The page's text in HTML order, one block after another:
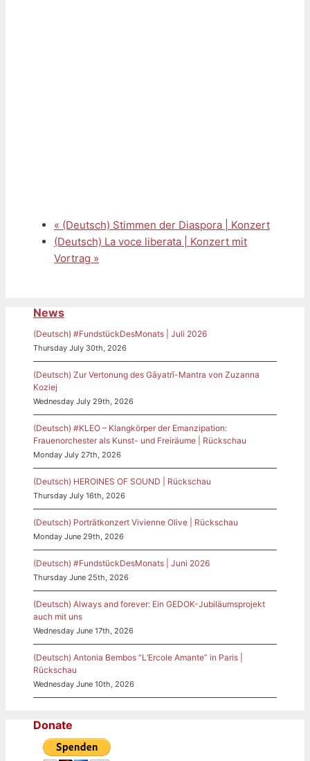
« (Deutsch) Stimmen der Diaspora | Konzert
(Deutsch) La voce liberata | Konzert mit
Vortrag »
News
(Deutsch) #FundstückDesMonats | Juli 2026
Thursday July 30th, 2026
(Deutsch) Zur Vertonung des Gāyatrī-Mantra von Zuzanna
Koziej
Wednesday July 29th, 2026
(Deutsch) #KLEO – Klangkörper der Emanzipation:
Frauenorchester als Kunst- und Freiräume | Rückschau
Monday July 27th, 2026
(Deutsch) HEROINES OF SOUND | Rückschau
Thursday July 16th, 2026
(Deutsch) Porträtkonzert Vivienne Olive | Rückschau
Monday June 29th, 2026
(Deutsch) #FundstückDesMonats | Juni 2026
Thursday June 25th, 2026
(Deutsch) Always and forever: Ein GEDOK-Jubiläumsprojekt
auch mit uns
Wednesday June 17th, 2026
(Deutsch) Antonia Bembos “L’Ercole Amante” in Paris |
Rückschau
Wednesday June 10th, 2026
Donate